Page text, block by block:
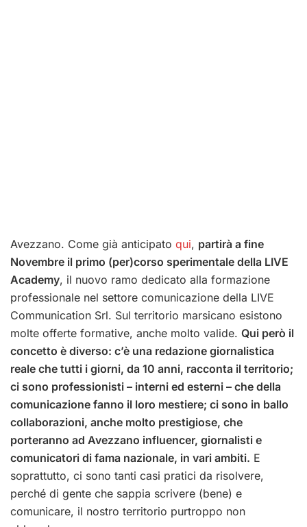
Avezzano. Come già anticipato qui, partirà a fine
Novembre il primo (per)corso sperimentale della LIVE
Academy, il nuovo ramo dedicato alla formazione
professionale nel settore comunicazione della LIVE
Communication Srl. Sul territorio marsicano esistono
molte offerte formative, anche molto valide. Qui però il
concetto è diverso: c’è una redazione giornalistica
reale che tutti i giorni, da 10 anni, racconta il territorio;
ci sono professionisti – interni ed esterni – che della
comunicazione fanno il loro mestiere; ci sono in ballo
collaborazioni, anche molto prestigiose, che
porteranno ad Avezzano influencer, giornalisti e
comunicatori di fama nazionale, in vari ambiti. E
soprattutto, ci sono tanti casi pratici da risolvere,
perché di gente che sappia scrivere (bene) e
comunicare, il nostro territorio purtroppo non